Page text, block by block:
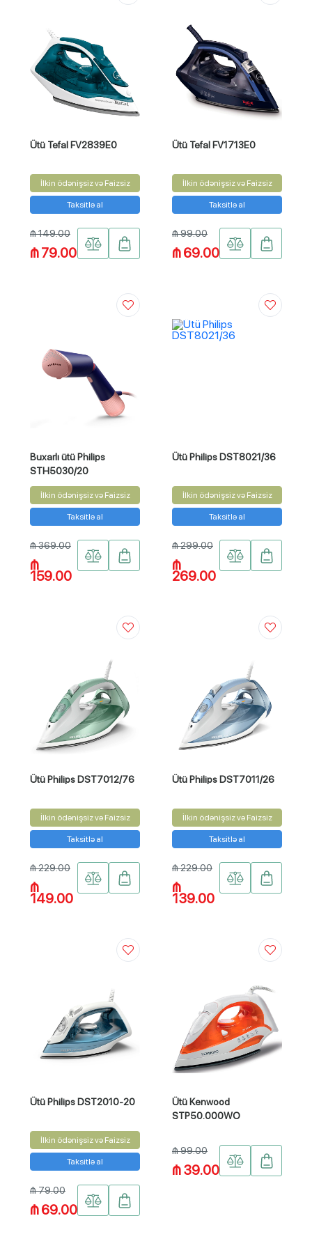
Ütü Tefal FV2839E0
İlkin ödənişsiz və Faizsiz
Taksitlə al
₼ 149.00
₼ 79.00
Ütü Tefal FV1713E0
İlkin ödənişsiz və Faizsiz
Taksitlə al
₼ 99.00
₼ 69.00
Buxarlı ütü Philips
STH5030/20
İlkin ödənişsiz və Faizsiz
Taksitlə al
₼ 369.00
₼
159.00
Ütü Philips DST8021/36
İlkin ödənişsiz və Faizsiz
Taksitlə al
₼ 299.00
₼
269.00
Ütü Philips DST7012/76
İlkin ödənişsiz və Faizsiz
Taksitlə al
₼ 229.00
₼
149.00
Ütü Philips DST7011/26
İlkin ödənişsiz və Faizsiz
Taksitlə al
₼ 229.00
₼
139.00
Ütü Philips DST2010-20
İlkin ödənişsiz və Faizsiz
Taksitlə al
₼ 79.00
₼ 69.00
Ütü Kenwood
STP50.000WO
₼ 99.00
₼ 39.00